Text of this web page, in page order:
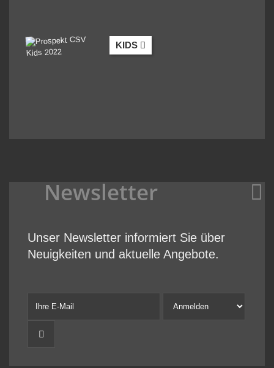
KIDS
Newsletter
Unser Newsletter informiert Sie über
Neuigkeiten und aktuelle Angebote.